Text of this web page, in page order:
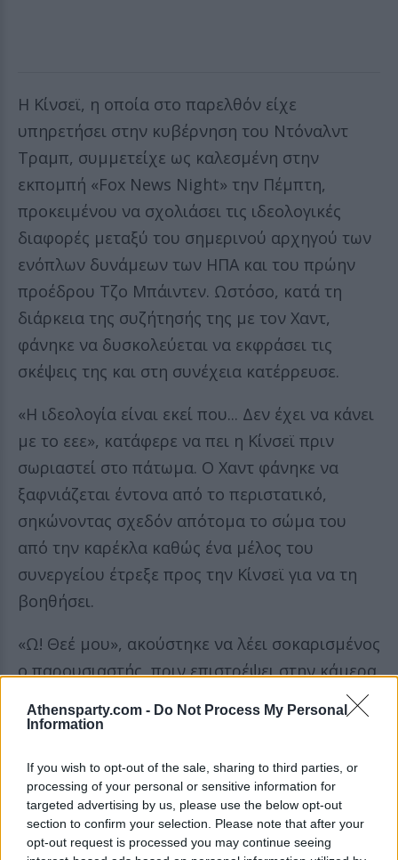
Athensparty.com - Do Not Process My Personal
Information
If you wish to opt-out of the sale, sharing to third parties, or
processing of your personal or sensitive information for
targeted advertising by us, please use the below opt-out
section to confirm your selection. Please note that after your
opt-out request is processed you may continue seeing
Η Κίνσεϊ, η οποία στο παρελθόν είχε
υπηρετήσει στην κυβέρνηση του Ντόναλντ
Τραμπ, συμμετείχε ως καλεσμένη στην
εκπομπή «Fox News Night» την Πέμπτη,
προκειμένου να σχολιάσει τις ιδεολογικές
διαφορές μεταξύ του σημερινού αρχηγού των
ενόπλων δυνάμεων των ΗΠΑ και του πρώην
προέδρου Τζο Μπάιντεν. Ωστόσο, κατά τη
διάρκεια της συζήτησής της με τον Χαντ,
φάνηκε να δυσκολεύεται να εκφράσει τις
σκέψεις της και στη συνέχεια κατέρρευσε.
«Η ιδεολογία είναι εκεί που... Δεν έχει να κάνει
με το εεε», κατάφερε να πει η Κίνσεϊ πριν
σωριαστεί στο πάτωμα. Ο Χαντ φάνηκε να
ξαφνιάζεται έντονα από το περιστατικό,
σηκώνοντας σχεδόν απότομα το σώμα του
από την καρέκλα καθώς ένα μέλος του
συνεργείου έτρεξε προς την Κίνσεϊ για να τη
βοηθήσει.
«Ω! Θεέ μου», ακούστηκε να λέει σοκαρισμένος
ο παρουσιαστής, πριν επιστρέψει στην κάμερα